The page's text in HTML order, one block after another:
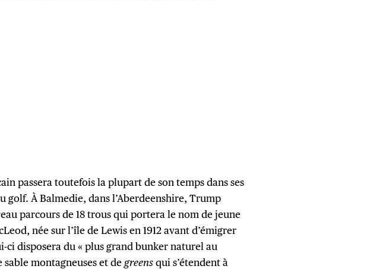
passera toutefois la plupart de son temps dans ses
golf. À Balmedie, dans l’Aberdeenshire, Trump
parcours de 18 trous qui portera le nom de jeune
née sur l’île de Lewis en 1912 avant d’émigrer
ci disposera du « plus grand bunker naturel au
sable montagneuses et degreensqui s’étendent à